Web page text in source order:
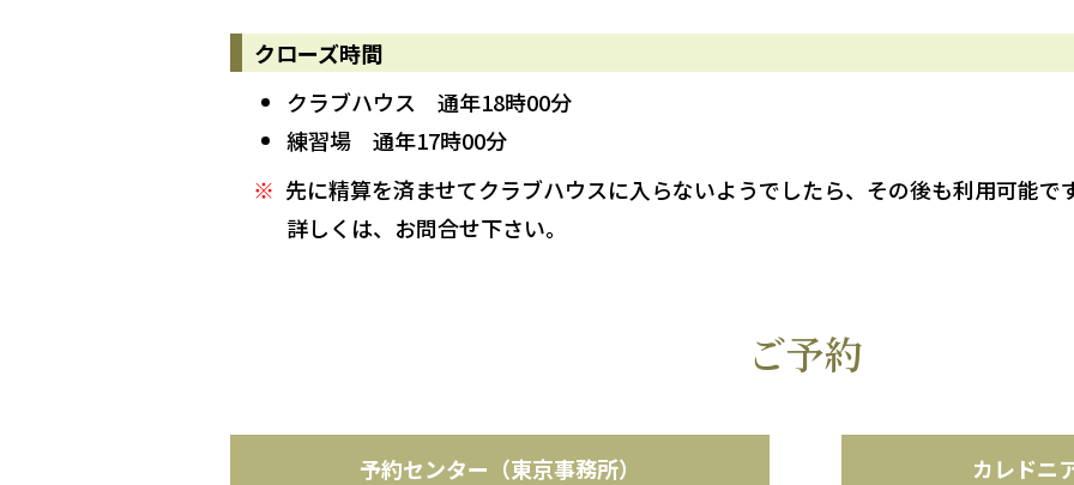
クローズ時間
クラブハウス 通年18時00分
練習場 通年17時00分
先に精算を済ませてクラブハウスに入らないようでしたら、その後も利用可能です
詳しくは、お問合せ下さい。
ご予約
予約センター（東京事務所） カレドニ